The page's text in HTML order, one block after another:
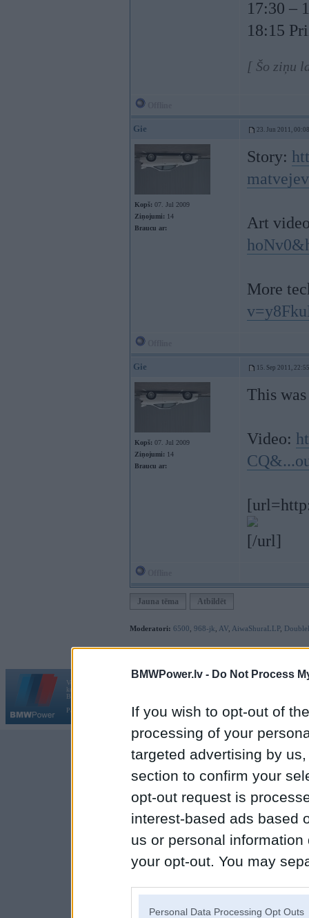
BMWPower.lv - Do Not Process
If you wish to opt-out of
processing of your
targeted advertising by
section to confirm your
opt-out request is
interest-based ads based
us or personal
your opt-out. You may
Personal Data Processing Opt Outs
17:30 –
18:15
[ Šo ziņu
Gie 23. Jun 2011, 00:08
Kopš: 07. Jul 2009
Ziņojumi: 14
Braucu ar:
Story:
Art
More
Gie 15. Sep 2011, 22:55
Kopš: 07. Jul 2009
Ziņojumi: 14
Braucu ar:
This
Video:
[/url]
Jauna tēma Atbildēt
Moderatori: 6500 968-jk AV AiwaShuraLLP,
Vortāls BMWPower.lv darbojas
kopš 2002. gada 14. maija. Tas nav auto klubs un nav saistīts ar
BMW AG.
Par BMWPower
Kontakti | Reklāma